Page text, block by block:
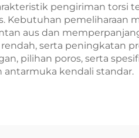
pengiriman
Kebutuhan pemeliharaan
aus dan
serta peningkatan
pilihan poros, serta
kendali standar.